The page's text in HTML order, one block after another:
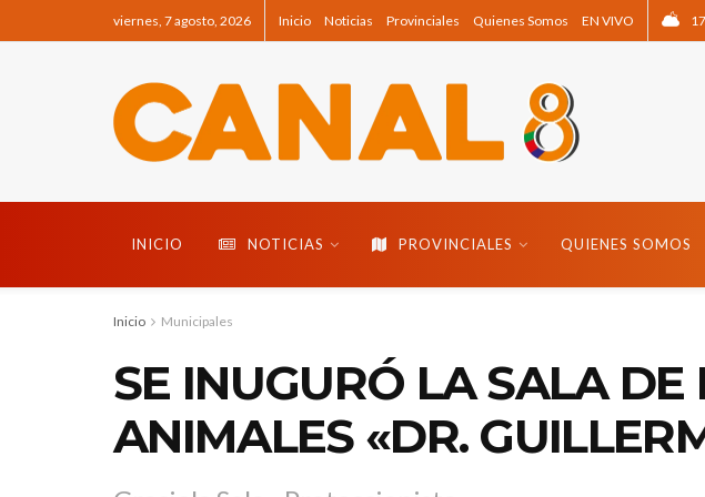
viernes, 7 agosto, 2026 Inicio Noticias Provinciales Quienes Somos EN VIVO 17
INICIO NOTICIAS PROVINCIALES QUIENES SOMOS
Inicio Municipales
SE INUGURÓ LA SALA
ANIMALES «DR.